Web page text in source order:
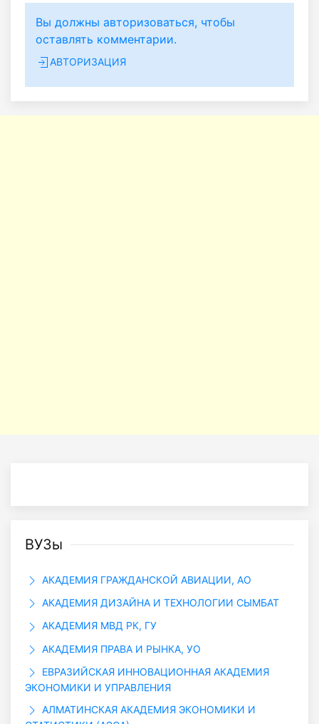
Вы должны авторизоваться, чтобы
оставлять комментарии.
АВТОРИЗАЦИЯ
ВУЗы
АКАДЕМИЯ ГРАЖДАНСКОЙ АВИАЦИИ, АО
АКАДЕМИЯ ДИЗАЙНА И ТЕХНОЛОГИИ СЫМБАТ
АКАДЕМИЯ МВД РК, ГУ
АКАДЕМИЯ ПРАВА И РЫНКА, УО
ЕВРАЗИЙСКАЯ ИННОВАЦИОННАЯ АКАДЕМИЯ
ЭКОНОМИКИ И УПРАВЛЕНИЯ
АЛМАТИНСКАЯ АКАДЕМИЯ ЭКОНОМИКИ И